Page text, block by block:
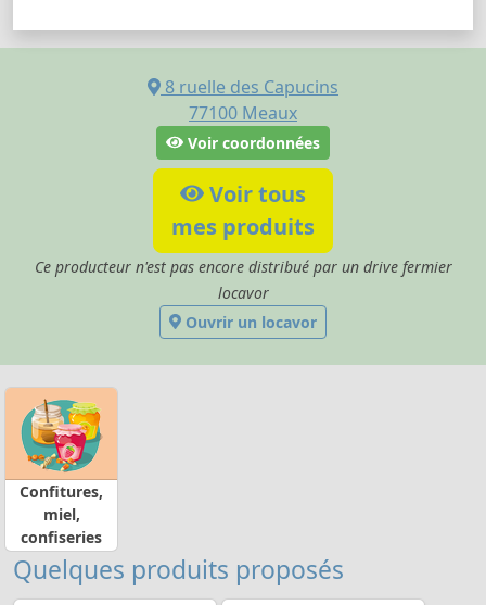
8 ruelle des Capucins
77100 Meaux
Voir coordonnées
Voir tous
mes produits
Ce producteur n'est pas encore distribué par un drive fermier
locavor
Ouvrir un locavor
Confitures,
miel,
confiseries
Quelques produits proposés